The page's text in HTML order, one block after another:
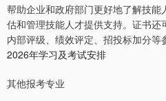
帮助企业和政府部门更好地了解技
估和管理技能人才提供支持。证书还
内部评级、绩效评定、招投标加分等
2026年学习及考试安排
其他报考专业